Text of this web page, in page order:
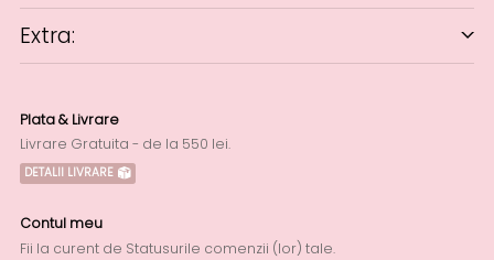
Extra:
Plata & Livrare
Livrare Gratuita - de la 550 lei.
DETALII LIVRARE
Contul meu
Fii la curent de Statusurile comenzii (lor) tale.